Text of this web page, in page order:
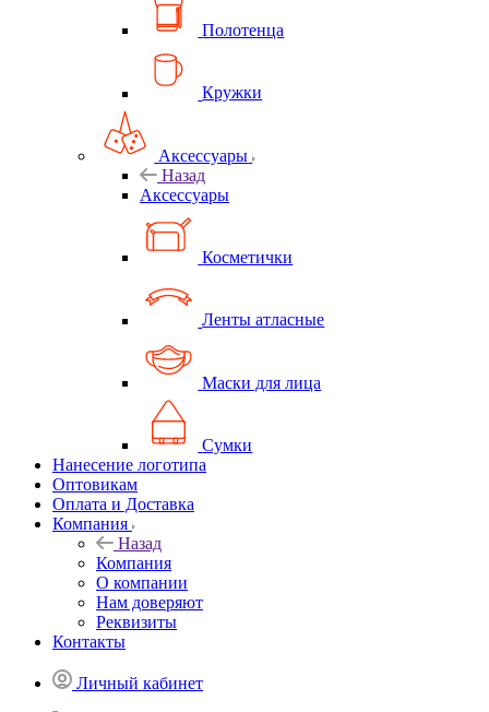
Полотенца
Кружки
Аксессуары
Назад
Аксессуары
Косметички
Ленты атласные
Маски для лица
Сумки
Нанесение логотипа
Оптовикам
Оплата и Доставка
Компания
Назад
Компания
О компании
Нам доверяют
Реквизиты
Контакты
Личный кабинет